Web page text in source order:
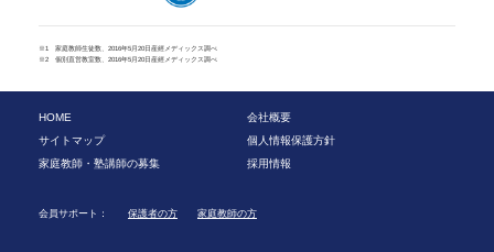
※1 家庭教師生徒数、2016年5月20日産經メディックス調べ
※2 個別直営教室数、2016年5月20日産經メディックス調べ
HOME
会社概要
サイトマップ
個人情報保護方針
家庭教師・塾講師の募集
採用情報
会員サポート： 保護者の方 家庭教師の方